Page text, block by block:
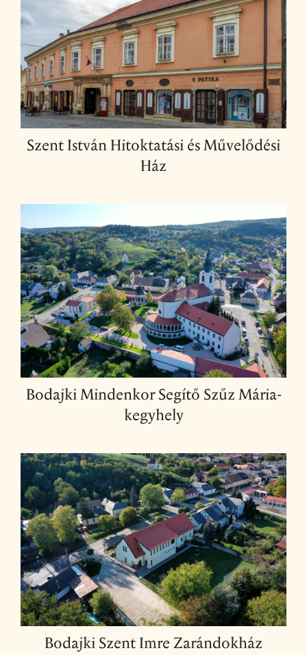
Szent István Hitoktatási és Művelődési
Ház
Bodajki Mindenkor Segítő Szűz Mária-
kegyhely
Bodajki Szent Imre Zarándokház